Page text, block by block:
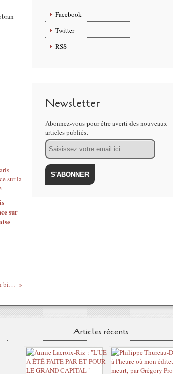
sur
Le nouveau Reijasse lu par Protche chez Burgalat - "Ich bin ein Berliner" - Bus Palladium jeudi 23 mai
Facebook
Twitter
RSS
Newsletter
Abonnez-vous pour être averti des nouveaux
articles publiés.
Email
Articles récents